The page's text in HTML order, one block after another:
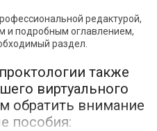
редактурой,
и подробным оглавлением,
раздел.
также
виртуального
обратить внимание
пособия: